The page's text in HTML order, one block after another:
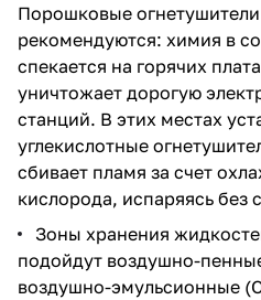
Порошковые огнетушители
рекомендуются: химия в
спекается на горячих
уничтожает дорогую
станций. В этих местах
углекислотные
сбивает пламя за счет
кислорода, испаряясь без
Зоны хранения
подойдут воздушно-
воздушно-эмульсионные